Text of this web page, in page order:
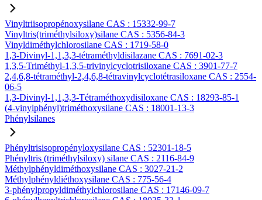
Vinyltriisopropénoxysilane CAS : 15332-99-7
Vinyltris(triméthylsiloxy)silane CAS : 5356-84-3
Vinyldiméthylchlorosilane CAS : 1719-58-0
1,3-Divinyl-1,1,3,3-tétraméthyldisilazane CAS : 7691-02-3
1,3,5-Triméthyl-1,3,5-trivinylcyclotrisiloxane CAS : 3901-77-7
2,4,6,8-tétraméthyl-2,4,6,8-tétravinylcyclotétrasiloxane CAS : 2554-
06-5
1,3-Divinyl-1,1,3,3-Tétraméthoxydisiloxane CAS : 18293-85-1
(4-vinylphényl)triméthoxysilane CAS : 18001-13-3
Phénylsilanes
Phényltrisisopropényloxysilane CAS : 52301-18-5
Phényltris (triméthylsiloxy) silane CAS : 2116-84-9
Méthylphényldiméthoxysilane CAS : 3027-21-2
Méthylphényldiéthoxysilane CAS : 775-56-4
3-phénylpropyldiméthylchlorosilane CAS : 17146-09-7